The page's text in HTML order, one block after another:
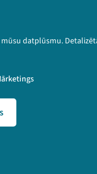
datplūsmu.
informāciju!
ari-sogad